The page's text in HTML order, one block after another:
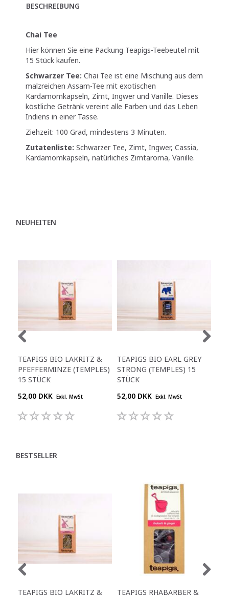
BESCHREIBUNG
Chai Tee
Hier können Sie eine Packung Teapigs-Teebeutel mit
15 Stück kaufen.
Schwarzer Tee: Chai Tee ist eine Mischung aus dem
malzreichen Assam-Tee mit exotischen
Kardamomkapseln, Zimt, Ingwer und Vanille. Dieses
köstliche Getränk vereint alle Farben und das Leben
Indiens in einer Tasse.
Ziehzeit: 100 Grad, mindestens 3 Minuten.
Zutatenliste: Schwarzer Tee, Zimt, Ingwer, Cassia,
Kardamomkapseln, natürliches Zimtaroma, Vanille.
NEUHEITEN
TEAPIGS BIO LAKRITZ &
PFEFFERMINZE (TEMPLES)
15 STÜCK
52,00 DKK Exkl. MwSt
TEAPIGS BIO EARL GREY
STRONG (TEMPLES) 15
STÜCK
52,00 DKK Exkl. MwSt
BESTSELLER
TEAPIGS BIO LAKRITZ & TEAPIGS RHABARBER &